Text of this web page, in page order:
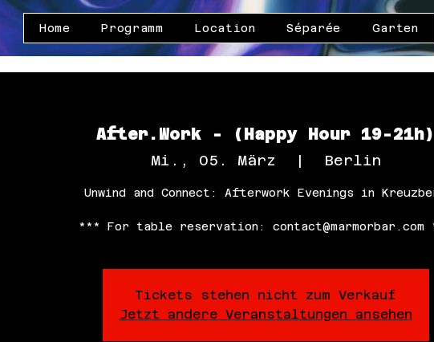
Home Programm Location Séparée Garten
After.Work - (Happy Hour 19-21h)
Mi., 05. März
  |
Berlin
Unwind and Connect: Afterwork Evenings in
*** For table reservation: contact@marmorbar.com
Tickets stehen nicht zum Verkauf
Jetzt andere Veranstaltungen ansehen